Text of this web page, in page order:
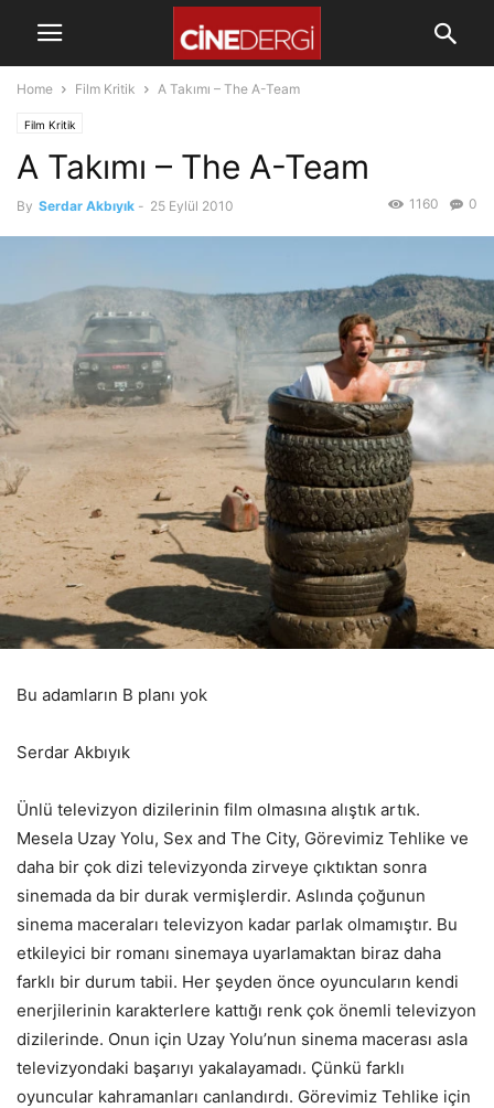
Home Film Kritik A Takımı – The A-Team
Film Kritik
A Takımı – The A-Team
By Serdar Akbıyık - 25 Eylül 2010 0
1160
Bu adamların B planı yok
Serdar Akbıyık
Ünlü televizyon dizilerinin film olmasına alıştık artık.
Mesela Uzay Yolu, Sex and The City, Görevimiz Tehlike ve
daha bir çok dizi televizyonda zirveye çıktıktan sonra
sinemada da bir durak vermişlerdir. Aslında çoğunun
sinema maceraları televizyon kadar parlak olmamıştır. Bu
etkileyici bir romanı sinemaya uyarlamaktan biraz daha
farklı bir durum tabii. Her şeyden önce oyuncuların kendi
enerjilerinin karakterlere kattığı renk çok önemli televizyon
dizilerinde. Onun için Uzay Yolu’nun sinema macerası asla
televizyondaki başarıyı yakalayamadı. Çünkü farklı
oyuncular kahramanları canlandırdı. Görevimiz Tehlike için